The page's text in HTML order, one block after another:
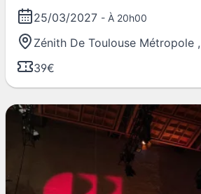
25/03/2027 - À 20h00
Zénith De Toulouse Métropole ,
39€